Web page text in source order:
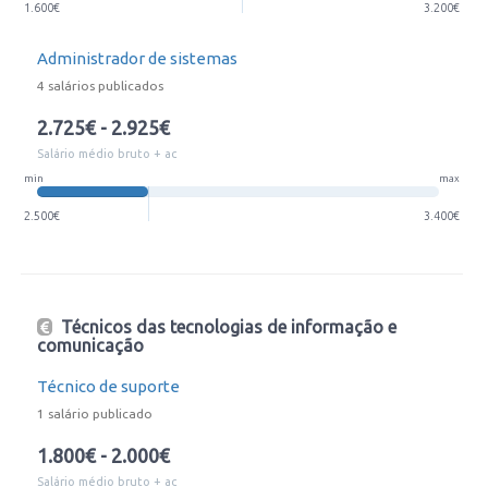
1.600€ 3.200€
Administrador de sistemas
4 salários publicados
2.725€ - 2.925€
Salário médio bruto + ac
min max
2.500€ 3.400€
Técnicos das tecnologias de informação e
comunicação
Técnico de suporte
1 salário publicado
1.800€ - 2.000€
Salário médio bruto + ac